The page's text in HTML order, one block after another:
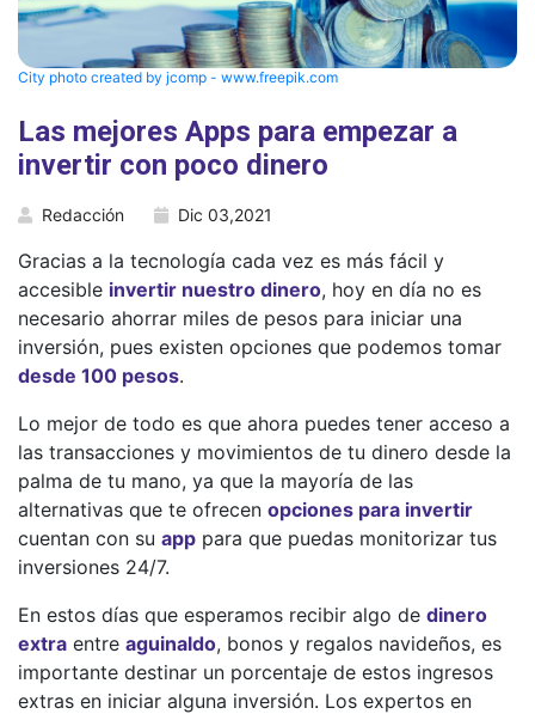
City photo created by jcomp - www.freepik.com
Las mejores Apps para empezar a
invertir con poco dinero
Redacción Dic 03,2021
Gracias a la tecnología cada vez es más fácil y
accesible invertir nuestro dinero, hoy en día no es
necesario ahorrar miles de pesos para iniciar una
inversión, pues existen opciones que podemos tomar
desde 100 pesos.
Lo mejor de todo es que ahora puedes tener acceso a
las transacciones y movimientos de tu dinero desde la
palma de tu mano, ya que la mayoría de las
alternativas que te ofrecen opciones para invertir
cuentan con su app para que puedas monitorizar tus
inversiones 24/7.
En estos días que esperamos recibir algo de dinero
extra entre aguinaldo, bonos y regalos navideños, es
importante destinar un porcentaje de estos ingresos
extras en iniciar alguna inversión. Los expertos en